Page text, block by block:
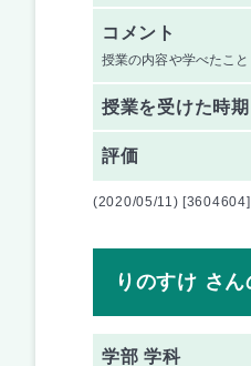
コメント
授業の内容や学べたこと
授業を受けた時期
評価
(2020/05/11) [3604604]
りのすけ さ
学部 学科